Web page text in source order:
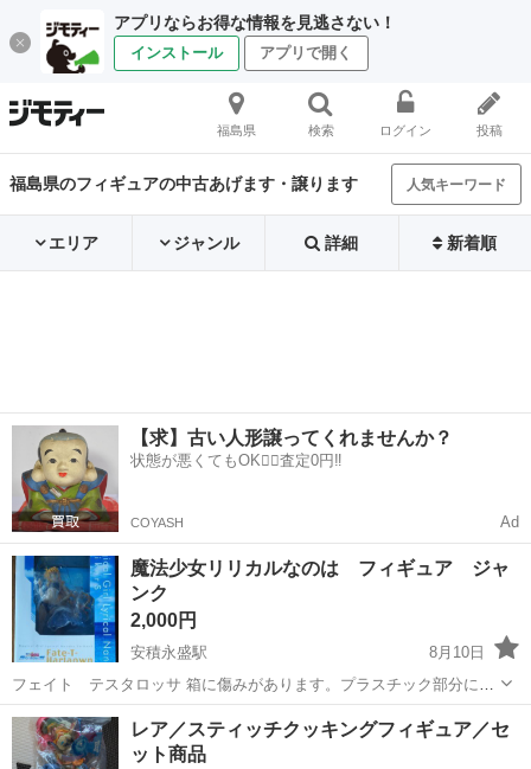
アプリならお得な情報を見逃さない！
インストール アプリで開く
福島県 検索 ログイン 投稿
福島県のフィギュアの中古あげます・譲ります 人気キーワード
エリア ジャンル 詳細 新着順
【求】古い人形譲ってくれませんか？
状態が悪くてもOK🙆‍♀️査定0円‼️
COYASH Ad
魔法少女リリカルなのは フィギュア ジャ
ンク
2,000円
安積永盛駅
8月10日
フェイト テスタロッサ 箱に傷みがあります。プラスチック部分に亀
裂がはしっています。 サングラスが右手から取れているため、ジャン
ク品となっております。また一部汚れがあります。 完品をお求めの方
はご遠慮くださ...
福島 郡山市 フィギュア テスタロッサ
レア／スティッチクッキングフィギュア／セ
ット商品